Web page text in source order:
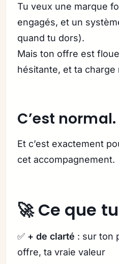
Tu veux une marque
engagés, et un
quand tu dors).
Mais ton offre est
hésitante, et ta charge
C’est normal.
Et c’est exactement
cet accompagnement.
🚀 Ce que
✅ + de clarté : sur ton
offre, ta vraie valeur